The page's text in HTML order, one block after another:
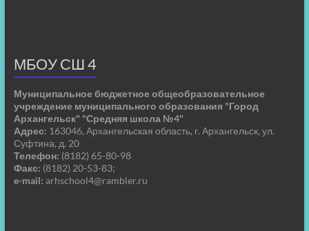
МБОУ СШ 4
Муниципальное бюджетное общеобразовательное
учреждение муниципального образования "Город
Архангельск" "Средняя школа №4"
Адрес: 163046, Архангельская область, г. Архангельск, ул.
Суфтина, д. 20
Телефон: (8182) 65-80-98
Факс: (8182) 20-53-83;
e-mail: arhschool4@rambler.ru